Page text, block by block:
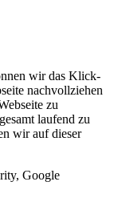
wir das Klick-
nachvollziehen
zu
laufend zu
wir auf dieser
Google